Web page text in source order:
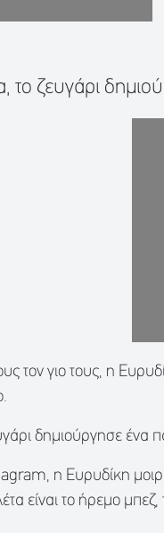
το ζευγάρι
τον γιο τους, η
δημιούργησε ένα
η Ευρυδίκη
είναι το ήρεμο μπεζ,